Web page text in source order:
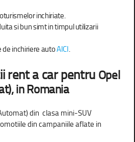
inchiriate.
si bun simt in timpul utilizarii
de inchiriere autoAICI.
rent a car pentruOpel
in Romania
din clasa mini-SUV
din campaniile aflate in